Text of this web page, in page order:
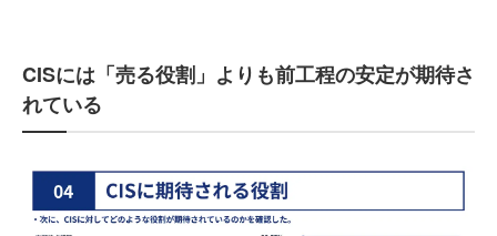
CISには「売る役割」よりも前工程の安定が期待さ
れている